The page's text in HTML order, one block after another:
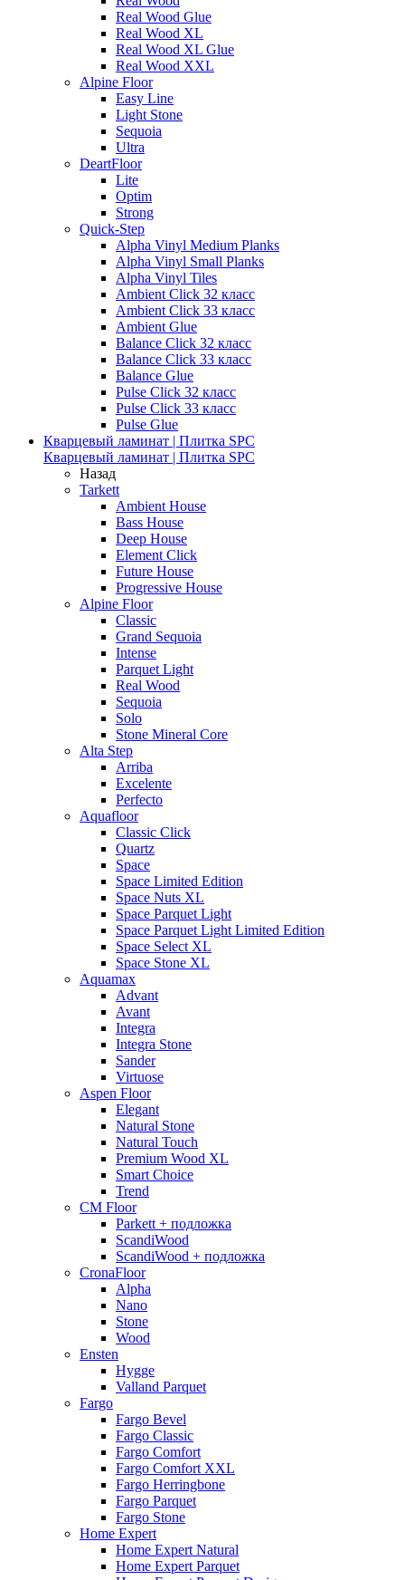
Real Wood Glue
Real Wood XL
Real Wood XL Glue
Real Wood XXL
Alpine Floor
Easy Line
Light Stone
Sequoia
Ultra
DeartFloor
Lite
Optim
Strong
Quick-Step
Alpha Vinyl Medium Planks
Alpha Vinyl Small Planks
Alpha Vinyl Tiles
Ambient Click 32 класс
Ambient Click 33 класс
Ambient Glue
Balance Click 32 класс
Balance Click 33 класс
Balance Glue
Pulse Click 32 класс
Pulse Click 33 класс
Pulse Glue
Кварцевый ламинат | Плитка SPC
Кварцевый ламинат | Плитка SPC
Назад
Tarkett
Ambient House
Bass House
Deep House
Element Click
Future House
Progressive House
Alpine Floor
Classic
Grand Sequoia
Intense
Parquet Light
Real Wood
Sequoia
Solo
Stone Mineral Core
Alta Step
Arriba
Excelente
Perfecto
Aquafloor
Classic Click
Quartz
Space
Space Limited Edition
Space Nuts XL
Space Parquet Light
Space Parquet Light Limited Edition
Space Select XL
Space Stone XL
Aquamax
Advant
Avant
Integra
Integra Stone
Sander
Virtuose
Aspen Floor
Elegant
Natural Stone
Natural Touch
Premium Wood XL
Smart Choice
Trend
CM Floor
Parkett + подложка
ScandiWood
ScandiWood + подложка
CronaFloor
Alpha
Nano
Stone
Wood
Ensten
Hygge
Valland Parquet
Fargo
Fargo Bevel
Fargo Classic
Fargo Comfort
Fargo Comfort XXL
Fargo Herringbone
Fargo Parquet
Fargo Stone
Home Expert
Home Expert Natural
Home Expert Parquet